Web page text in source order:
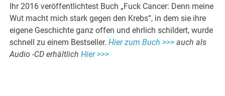
Ihr 2016 veröffentlichtest Buch „Fuck Cancer: Denn meine
Wut macht mich stark gegen den Krebs“, in dem sie ihre
eigene Geschichte ganz offen und ehrlich schildert, wurde
schnell zu einem Bestseller.Hier zum Buch >>> auch als
Audio -CD erhältlichHier >>>